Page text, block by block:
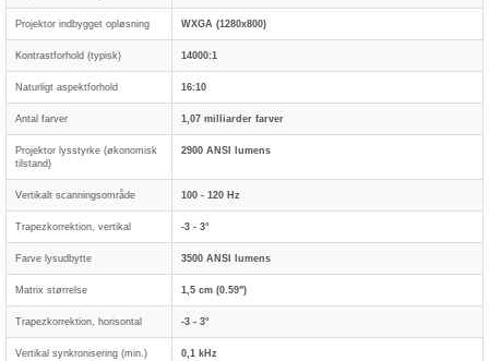
Projektor indbygget opløsning WXGA (1280x800)
Kontrastforhold (typisk) 14000:1
Naturligt aspektforhold 16:10
Antal farver 1,07 milliarder farver
Projektor lysstyrke (økonomisk
tilstand)
2900 ANSI lumens
Vertikalt scanningsområde 100 - 120 Hz
Trapezkorrektion, vertikal -3 - 3°
Farve lysudbytte 3500 ANSI lumens
Matrix størrelse 1,5 cm (0.59")
Trapezkorrektion, horisontal -3 - 3°
Vertikal synkronisering (min.) 0,1 kHz